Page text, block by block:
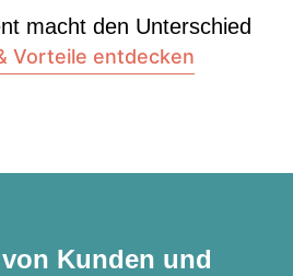
macht den Unterschied
Vorteile entdecken
Kunden und